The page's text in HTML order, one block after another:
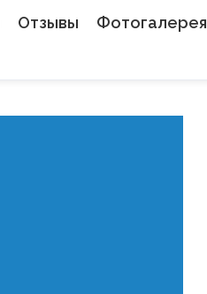
Отзывы
Фотогалерея